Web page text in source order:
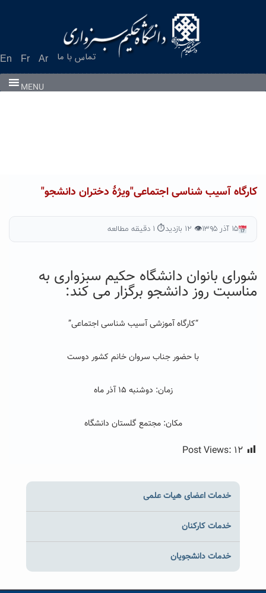
En Fr Ar تماس با ما
MENU
کارگاه آسیب شناسی اجتماعی"ویژۀ دختران دانشجو"
۱۵ آذر ۱۳۹۵ 👁 ۱۲ بازدید ⏱ ۱ دقیقه مطالعه
شورای بانوان دانشگاه حکیم سبزواری به
مناسبت روز دانشجو برگزار می کند:
“کارگاه آموزشی آسیب شناسی اجتماعی”
با حضور جناب سروان خانم کشور دوست
زمان: دوشنبه ۱۵ آذر ماه
مکان: مجتمع گلستان دانشگاه
Post Views: ۱۲
خدمات اعضای هیات علمی
خدمات کارکنان
خدمات دانشجویان